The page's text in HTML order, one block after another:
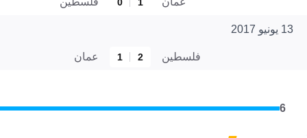
13 يونيو 2017
فلسطين 2
1 عمان
6